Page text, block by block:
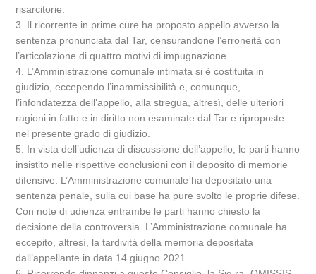
risarcitorie.
3. Il ricorrente in prime cure ha proposto appello avverso la
sentenza pronunciata dal Tar, censurandone l’erroneità con
l’articolazione di quattro motivi di impugnazione.
4. L’Amministrazione comunale intimata si è costituita in
giudizio, eccependo l’inammissibilità e, comunque,
l’infondatezza dell’appello, alla stregua, altresì, delle ulteriori
ragioni in fatto e in diritto non esaminate dal Tar e riproposte
nel presente grado di giudizio.
5. In vista dell’udienza di discussione dell’appello, le parti hanno
insistito nelle rispettive conclusioni con il deposito di memorie
difensive. L’Amministrazione comunale ha depositato una
sentenza penale, sulla cui base ha pure svolto le proprie difese.
Con note di udienza entrambe le parti hanno chiesto la
decisione della controversia. L’Amministrazione comunale ha
eccepito, altresì, la tardività della memoria depositata
dall’appellante in data 14 giugno 2021.